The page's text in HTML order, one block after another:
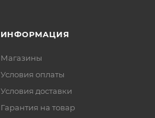
ИНФОРМАЦИЯ
Магазины
Условия оплаты
Условия доставки
Гарантия на товар